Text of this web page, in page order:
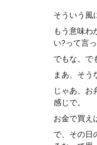
そういう風
もう意味わ
い?って言
でもな、で
まあ、そう
じゃあ、お
感じで。
お金で買え
で、その日